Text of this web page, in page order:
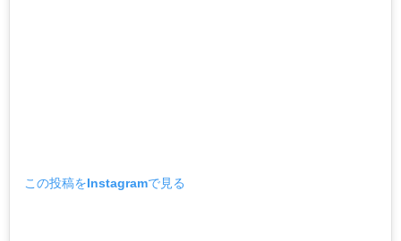
この投稿をInstagramで見る